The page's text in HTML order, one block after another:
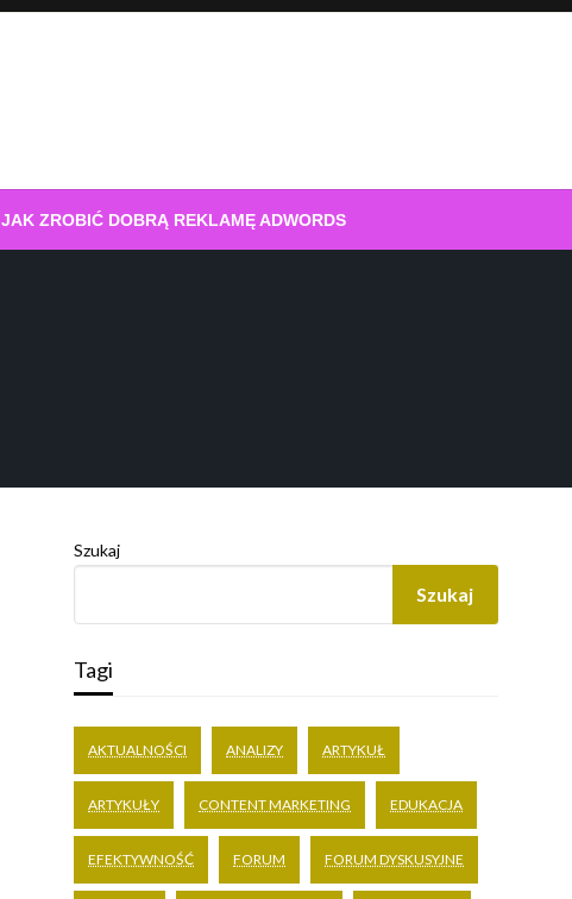
JAK ZROBIĆ DOBRĄ REKLAMĘ ADWORDS
Szukaj
Szukaj
Tagi
AKTUALNOŚCI ANALIZY ARTYKUŁ
ARTYKUŁY CONTENT MARKETING EDUKACJA
EFEKTYWNOŚĆ FORUM FORUM DYSKUSYJNE